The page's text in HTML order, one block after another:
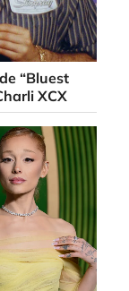
“Bluest
XCX